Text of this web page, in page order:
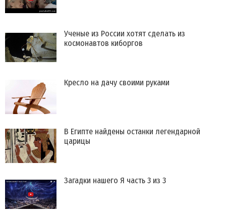
Ученые из России хотят сделать из
космонавтов киборгов
Кресло на дачу своими руками
​В Египте найдены останки легендарной
царицы
Загадки нашего Я часть 3 из 3